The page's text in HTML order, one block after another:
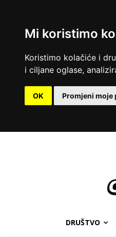
Mi koristimo
Koristimo kolačiće i
i ciljane oglase,
OK Promjeni moje
DRUŠTVO